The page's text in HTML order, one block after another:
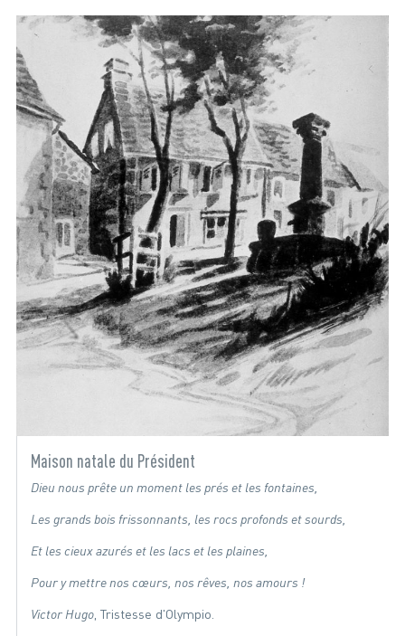
Maison natale du Président
Dieu nous prête un moment les prés et les fontaines,
Les grands bois frissonnants, les rocs profonds et sourds,
Et les cieux azurés et les lacs et les plaines,
Pour y mettre nos cœurs, nos rêves, nos amours !
Victor Hugo, Tristesse d'Olympio.